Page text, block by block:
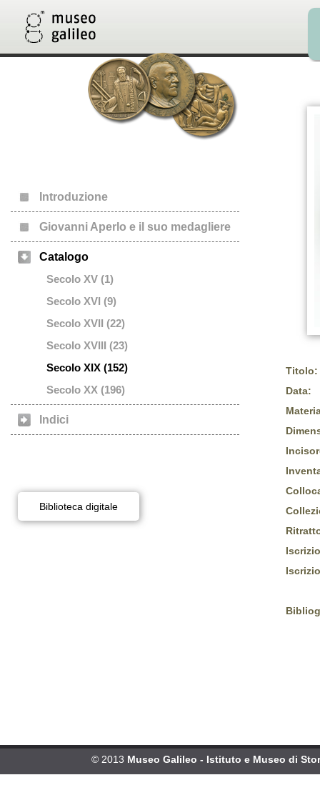
Introduzione
Giovanni Aperlo e il suo medagliere
Catalogo
Secolo XV (1)
Secolo XVI (9)
Secolo XVII (22)
Secolo XVIII (23)
Secolo XIX (152)
Secolo XX (196)
Indici
Biblioteca digitale
Titolo:
Data:
© 2013 Museo Galileo - Istituto e Museo di